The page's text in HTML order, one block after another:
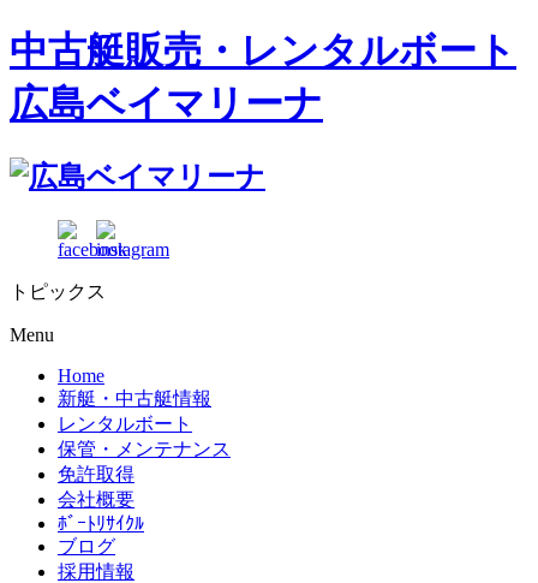
中古艇販売・レンタルボート
広島ベイマリーナ
トピックス
Menu
Home
新艇・中古艇情報
レンタルボート
保管・メンテナンス
免許取得
会社概要
ﾎﾞｰﾄﾘｻｲｸﾙ
ブログ
採用情報